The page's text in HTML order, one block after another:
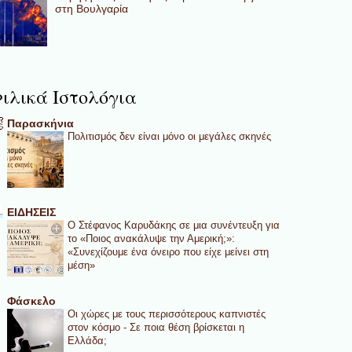
στη Βουλγαρία
Ιστολόγια
Παρασκήνια
Πολιτισμός δεν είναι μόνο οι μεγάλες σκηνές
ΕΙΔΗΣΕΙΣ
Ο Στέφανος Καρυδάκης σε μια συνέντευξη για
το «Ποιος ανακάλυψε την Αμερική;»:
«Συνεχίζουμε ένα όνειρο που είχε μείνει στη
μέση»
Φάσκελο
Οι χώρες με τους περισσότερους καπνιστές
στον κόσμο - Σε ποια θέση βρίσκεται η
Ελλάδα;